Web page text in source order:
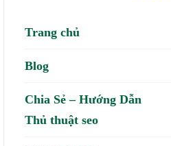
Trang chủ
Blog
Chia Sẻ – Hướng Dẫn
Thủ thuật seo